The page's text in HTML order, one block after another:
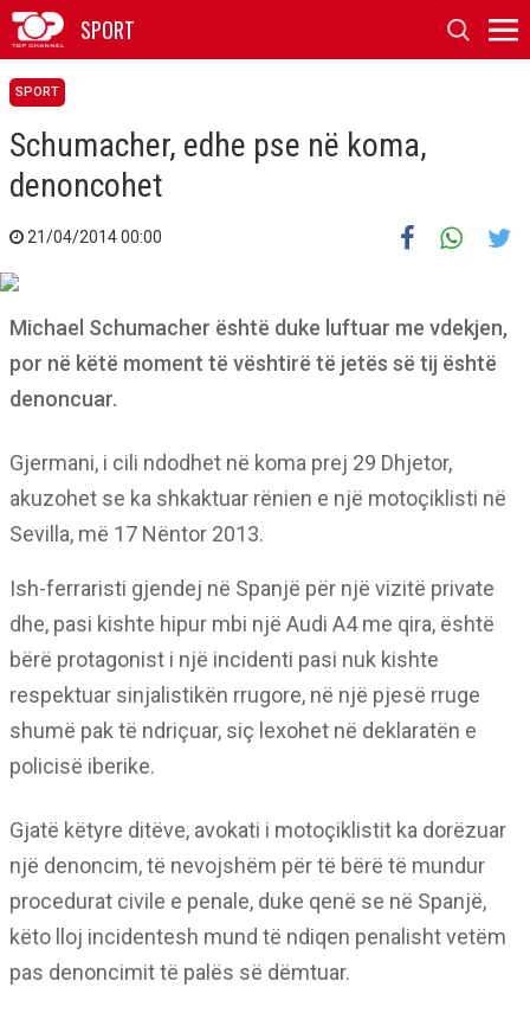
SPORT
SPORT
Schumacher, edhe pse në koma,
denoncohet
21/04/2014 00:00
Michael Schumacher është duke luftuar me vdekjen,
por në këtë moment të vështirë të jetës së tij është
denoncuar.
Gjermani, i cili ndodhet në koma prej 29 Dhjetor,
akuzohet se ka shkaktuar rënien e një motoçiklisti në
Sevilla, më 17 Nëntor 2013.
Ish-ferraristi gjendej në Spanjë për një vizitë private
dhe, pasi kishte hipur mbi një Audi A4 me qira, është
bërë protagonist i një incidenti pasi nuk kishte
respektuar sinjalistikën rrugore, në një pjesë rruge
shumë pak të ndriçuar, siç lexohet në deklaratën e
policisë iberike.
Gjatë këtyre ditëve, avokati i motoçiklistit ka dorëzuar
një denoncim, të nevojshëm për të bërë të mundur
procedurat civile e penale, duke qenë se në Spanjë,
këto lloj incidentesh mund të ndiqen penalisht vetëm
pas denoncimit të palës së dëmtuar.